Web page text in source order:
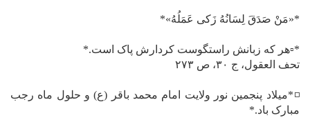
*«مَنْ صَدَقَ لِسَانُهُ زَکی عَمَلُهُ»*
*▫️هر که زبانش راستگوست کردارش پاک است.*
تحف العقول، ج ۳۰، ص ۲۷۳
◽*میلاد پنجمین نور ولایت امام محمد باقر (ع) و حلول ماه رجب
مبارک باد.*